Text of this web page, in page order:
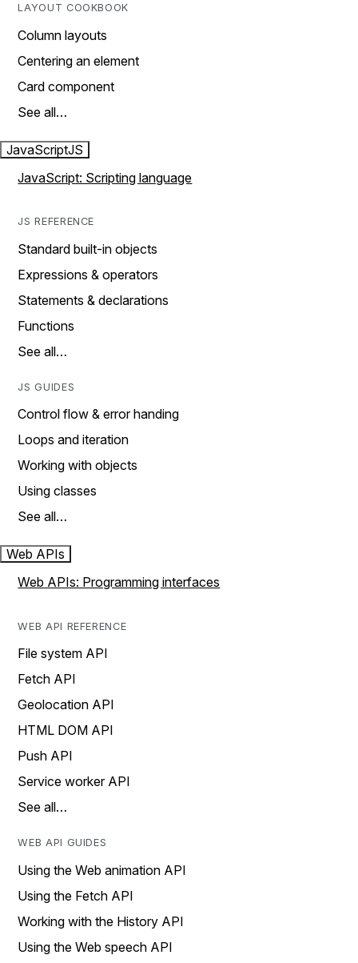
LAYOUT COOKBOOK
Column layouts
Centering an element
Card component
See all…
JavaScriptJS
JavaScript: Scripting language
JS REFERENCE
Standard built-in objects
Expressions & operators
Statements & declarations
Functions
See all…
JS GUIDES
Control flow & error handing
Loops and iteration
Working with objects
Using classes
See all…
Web APIs
Web APIs: Programming interfaces
WEB API REFERENCE
File system API
Fetch API
Geolocation API
HTML DOM API
Push API
Service worker API
See all…
WEB API GUIDES
Using the Web animation API
Using the Fetch API
Working with the History API
Using the Web speech API